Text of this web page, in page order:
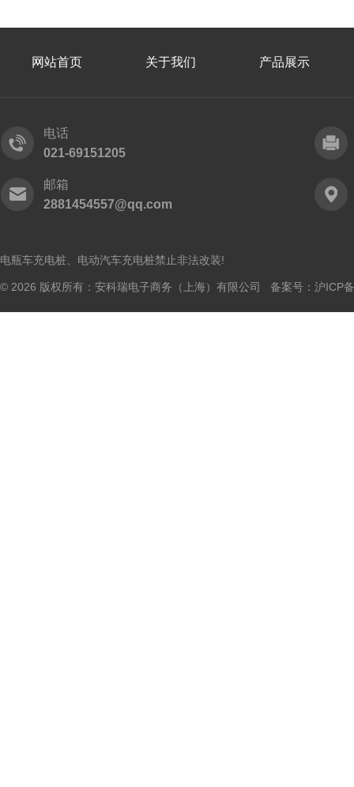
网站首页 关于我们 产品展示
电话
021-69151205
邮箱
2881454557@qq.com
电瓶车充电桩、电动汽车充电桩禁止非法改装!
© 2026 版权所有：安科瑞电子商务（上海）有限公司 备案号： 沪ICP